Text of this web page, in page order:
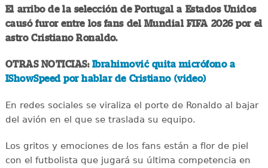
El arribo de la selección de Portugal a Estados Unidos
causó furor entre los fans del Mundial FIFA 2026 por el
astro Cristiano Ronaldo.
OTRAS NOTICIAS: Ibrahimović quita micrófono a
IShowSpeed por hablar de Cristiano (video)
En redes sociales se viraliza el porte de Ronaldo al bajar
del avión en el que se traslada su equipo.
Los gritos y emociones de los fans están a flor de piel
con el futbolista que jugará su última competencia en